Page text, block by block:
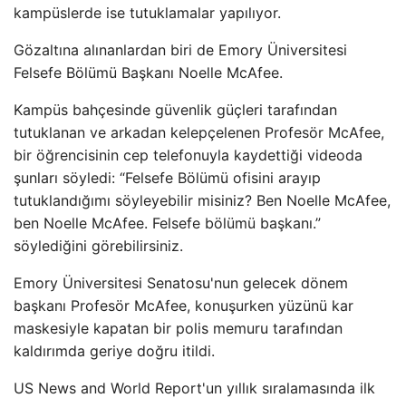
kampüslerde ise tutuklamalar yapılıyor.
Gözaltına alınanlardan biri de Emory Üniversitesi
Felsefe Bölümü Başkanı Noelle McAfee.
Kampüs bahçesinde güvenlik güçleri tarafından
tutuklanan ve arkadan kelepçelenen Profesör McAfee,
bir öğrencisinin cep telefonuyla kaydettiği videoda
şunları söyledi: “Felsefe Bölümü ofisini arayıp
tutuklandığımı söyleyebilir misiniz? Ben Noelle McAfee,
ben Noelle McAfee. Felsefe bölümü başkanı.”
söylediğini görebilirsiniz.
Emory Üniversitesi Senatosu'nun gelecek dönem
başkanı Profesör McAfee, konuşurken yüzünü kar
maskesiyle kapatan bir polis memuru tarafından
kaldırımda geriye doğru itildi.
US News and World Report'un yıllık sıralamasında ilk